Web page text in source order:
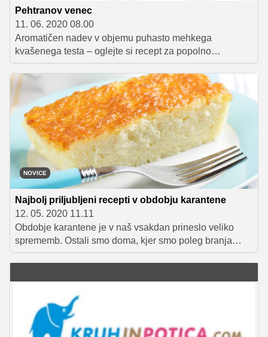
Pehtranov venec
11. 06. 2020 08.00
Aromatičen nadev v objemu puhasto mehkega
kvašenega testa – oglejte si recept za popolno
pomladno sladico.
NOVICE
Najbolj priljubljeni recepti v obdobju karantene
12. 05. 2020 11.11
Obdobje karantene je v naš vsakdan prineslo veliko
sprememb. Ostali smo doma, kjer smo poleg branja
knjig, gledanja televizije in pospravljanja veliko časa
recepte, nekateri ste se morda prvič preizkusili v peki
domačega kruha, nekateri pa ste zgolj iskali ideje za
preproste domače jedi. V nadaljevanju vam
predstavljamo 10 najbolj priljubljenih receptov tega
obdobja.